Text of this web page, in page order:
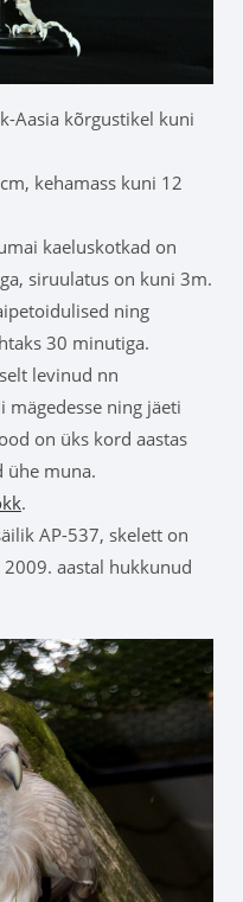
Aasia kõrgustikel kuni
kehamass kuni 12
kaeluskotkad on
siruulatus on kuni 3m.
ning
30 minutiga.
levinud nn
ning jäeti
on üks kord aastas
ühe muna.
.
AP-537, skelett on
aastal hukkunud